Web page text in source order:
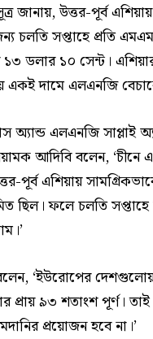
জানায়, উত্তর-পূর্ব
চলতি সপ্তাহে প্রতি
ডলার ১০ সেন্ট।
একই দামে এলএনজি
অ্যান্ড এলএনজি সাপ্লাই
আদিবি বলেন, ‘‌চীনে
পূর্ব এশিয়ায়
ছিল। ফলে চলতি সপ্তাহে
‘‌ইউরোপের দেশগুলোয়
প্রায় ৯৩ শতাংশ পূর্ণ।
প্রয়োজন হবে না।’